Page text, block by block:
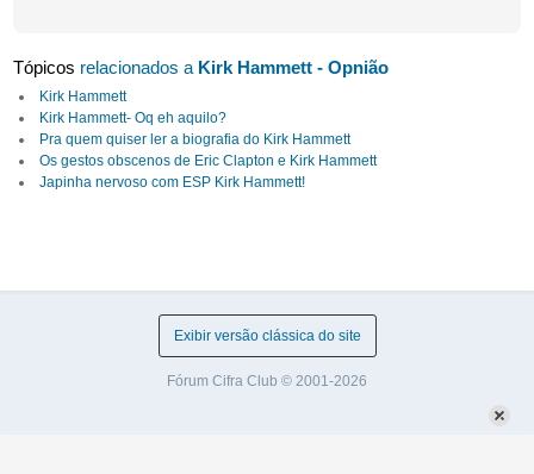
Tópicos relacionados a Kirk Hammett - Opnião
Kirk Hammett
Kirk Hammett- Oq eh aquilo?
Pra quem quiser ler a biografia do Kirk Hammett
Os gestos obscenos de Eric Clapton e Kirk Hammett
Japinha nervoso com ESP Kirk Hammett!
Exibir versão clássica do site
Fórum Cifra Club © 2001-2026